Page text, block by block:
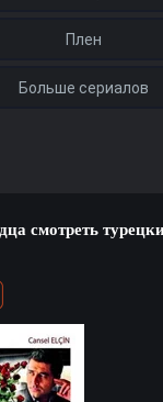
смотреть